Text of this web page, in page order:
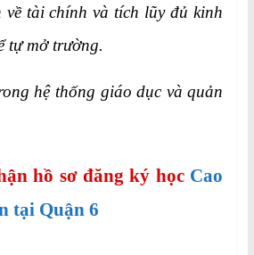
về tài chính và tích lũy đủ kinh
tự mở trường.
hệ thống giáo dục và quản
hồ sơ đăng ký học Cao
tại Quận 6